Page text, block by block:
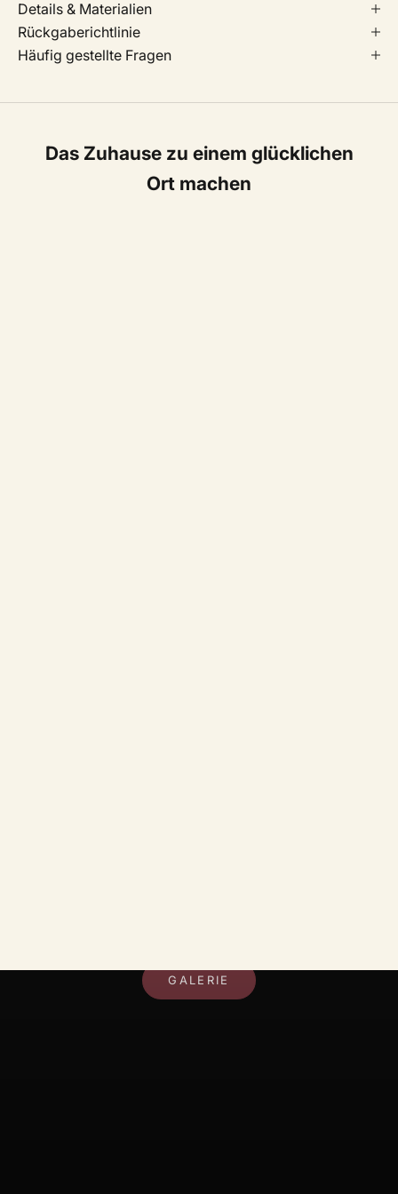
Details & Materialien
Rückgaberichtlinie
Häufig gestellte Fragen
Das Zuhause zu einem glücklichen
Ort machen
GALERIE